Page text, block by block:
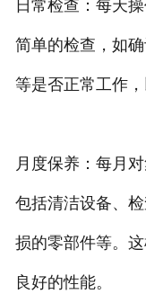
日常检查：每天
简单的检查，如
等是否正常工作
月度保养：每月
包括清洁设备、
损的零部件等。
良好的性能。